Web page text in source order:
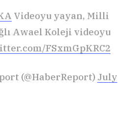
Videoyu yayan, Milli
Awael Koleji videoyu
FSxmGpKRC2
(@HaberReport) July